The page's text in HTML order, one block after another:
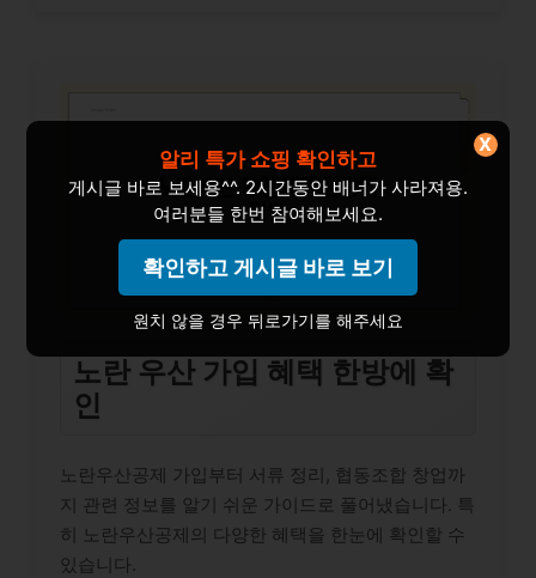
노란 우산 가입 혜택 한방에 확
인
노란우산공제 가입부터 서류 정리, 협동조합 창업까
지 관련 정보를 알기 쉬운 가이드로 풀어냈습니다. 특
히 노란우산공제의 다양한 혜택을 한눈에 확인할 수
있습니다.
알리 특가 쇼핑 확인하고
게시글 바로 보세용^^. 2시간동안 배너가 사라져용.
여러분들 한번 참여해보세요.
확인하고 게시글 바로 보기
원치 않을 경우 뒤로가기를 해주세요
X